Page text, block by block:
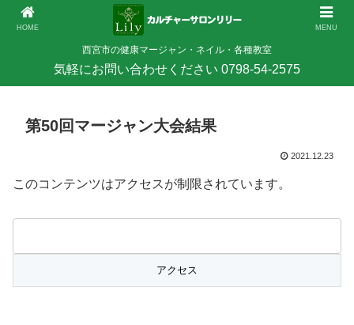
西宮市の健康マージャン・ネイル・各種教室
第50回マージャン大会結果
2021.12.23
このコンテンツはアクセスが制限されています。
HOME MENU